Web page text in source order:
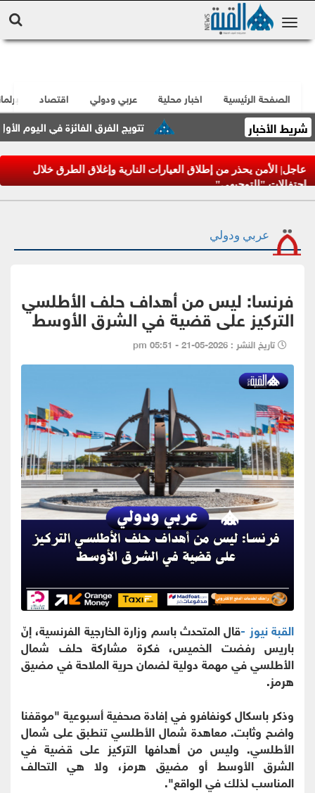
الصفحة الرئيسية اخبار محلية عربي ودولي اقتصاد
شريط الأخبار تتويج الفرق الفائزة في اليوم الأول
عاجل| الأمن يحذر من إطلاق العيارات النارية وإغلاق الطرق خلال
احتفالات "التوجيهي"
عربي ودولي
فرنسا: ليس من أهداف حلف الأطلسي
التركيز على قضية في الشرق الأوسط
تاريخ النشر : 2026-05-21 - 05:51 pm
القبة نيوز -قال المتحدث باسم وزارة الخارجية الفرنسية، إنّ
باريس رفضت الخميس، فكرة مشاركة حلف شمال
الأطلسي في مهمة دولية لضمان حرية الملاحة في مضيق
هرمز.
وذكر باسكال كونفافرو في إفادة صحفية أسبوعية "موقفنا
واضح وثابت. معاهدة شمال الأطلسي تنطبق على شمال
الأطلسي. وليس من أهدافها التركيز على قضية في
الشرق الأوسط أو مضيق هرمز، ولا هي التحالف
المناسب لذلك في الواقع".